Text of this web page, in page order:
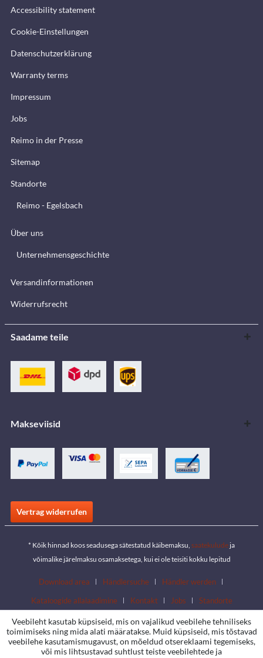
Accessibility statement
Cookie-Einstellungen
Datenschutzerklärung
Warranty terms
Impressum
Jobs
Reimo in der Presse
Sitemap
Standorte
Reimo - Egelsbach
Über uns
Unternehmensgeschichte
Versandinformationen
Widerrufsrecht
Saadame teile
Makseviisid
Vertrag widerrufen
* Kõik hinnad koos seadusega sätestatud käibemaksu, saatekulude ja
võimalike järelmaksu osamaksetega, kui ei ole teisiti kokku lepitud
Download area Händlersuche
Händler werden
Kataloogide allalaadimine
Kontakt Jobs Standorte
Veebileht kasutab küpsiseid, mis on vajalikud veebilehe tehniliseks
toimimiseks ning mida alati määratakse. Muid küpsiseid, mis tõstavad
veebilehe kasutamismugavust, on mõeldud otsereklaami tegemiseks,
või mis lihtsustavad suhtlust teiste veebilehtede ja